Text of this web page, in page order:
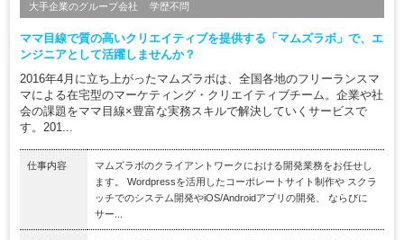
大手企業のグループ会社 学歴不問
ママ目線で質の高いクリエイティブを提供する「マムズラボ」で、エ
ンジニアとして活躍しませんか？
2016年4月に立ち上がったマムズラボは、全国各地のフリーランスマ
マによる在宅型のマーケティング・クリエイティブチーム。企業や社
会の課題をママ目線×豊富な実務スキルで解決していくサービスで
す。201...
仕事内容
マムズラボのクライアントワークにおける開発業務をお任せし
ます。 Wordpressを活用したコーポレートサイト制作や スクラ
ッチでのシステム開発やiOS/Androidアプリの開発、 ならびに
サー...